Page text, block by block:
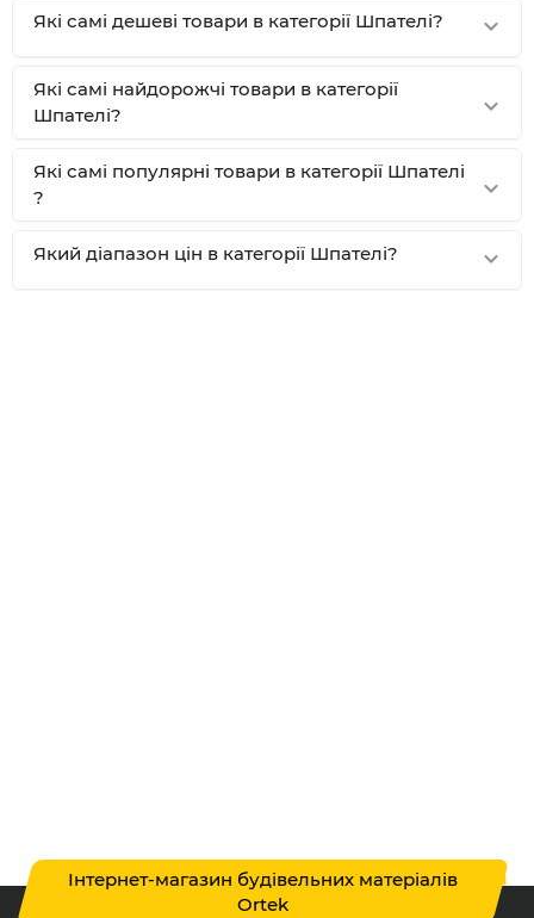
Які самі дешеві товари в категорії Шпателі?
Які самі найдорожчі товари в категорії
Шпателі?
Які самі популярні товари в категорії Шпателі
?
Який діапазон цін в категорії Шпателі?
Інтернет-магазин будівельних матеріалів
Ortek